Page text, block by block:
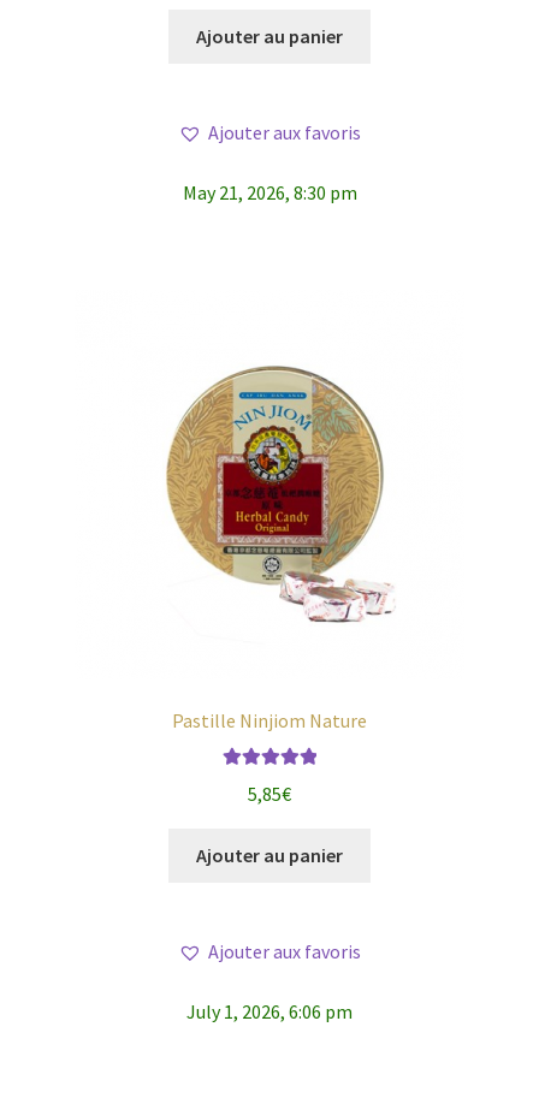
Ajouter au panier
Ajouter aux favoris
May 21, 2026, 8:30 pm
Pastille Ninjiom Nature
5,85€
Ajouter au panier
Ajouter aux favoris
July 1, 2026, 6:06 pm